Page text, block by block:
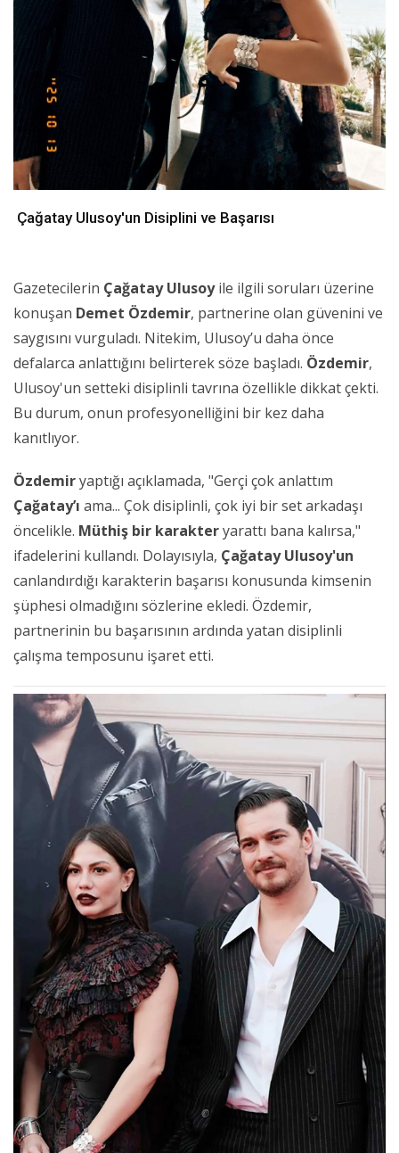
Çağatay Ulusoy'un Disiplini ve Başarısı
Gazetecilerin Çağatay Ulusoyile ilgili soruları üzerine
konuşan Demet Özdemir, partnerine olan güvenini ve
saygısını vurguladı. Nitekim, Ulusoy’u daha önce
defalarca anlattığını belirterek söze başladı. Özdemir,
Ulusoy'un setteki disiplinli tavrına özellikle dikkat çekti.
Bu durum, onun profesyonelliğini bir kez daha
kanıtlıyor.
Özdemiryaptığı açıklamada, "Gerçi çok anlattım
Çağatay’ı ama... Çok disiplinli, çok iyi bir set arkadaşı
öncelikle. Müthiş bir karakteryarattı bana kalırsa,"
ifadelerini kullandı. Dolayısıyla, Çağatay Ulusoy'un
canlandırdığı karakterin başarısı konusunda kimsenin
şüphesi olmadığını sözlerine ekledi. Özdemir,
partnerinin bu başarısının ardında yatan disiplinli
çalışma temposunu işaret etti.